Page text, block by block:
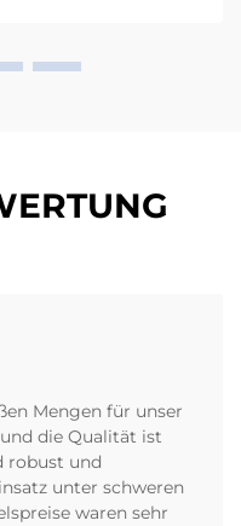
Mengen für unser
die Qualität ist
robust und
unter schweren
waren sehr